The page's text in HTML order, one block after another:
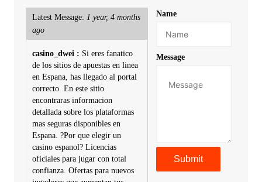
Latest Message: 1 year, 4 months
ago
casino_dwei : Si eres fanatico
de los sitios de apuestas en linea
en Espana, has llegado al portal
correcto. En este sitio
encontraras informacion
detallada sobre los plataformas
mas seguras disponibles en
Espana. ?Por que elegir un
casino espanol? Licencias
oficiales para jugar con total
confianza. Ofertas para nuevos
Name
Message